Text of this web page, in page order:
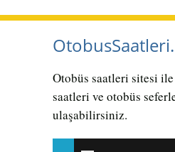
Otobüs saatleri sitesi
saatleri ve otobüs
ulaşabilirsiniz.